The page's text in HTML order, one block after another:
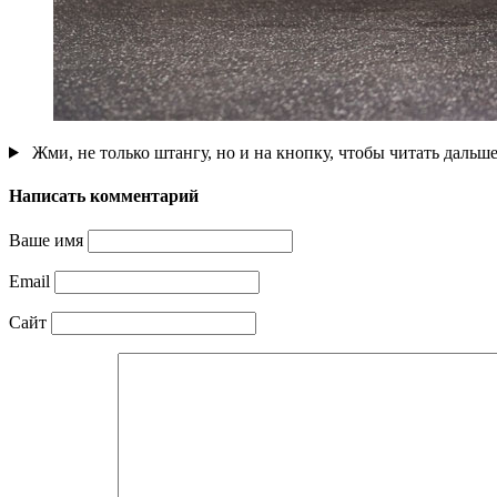
Жми, не только штангу, но и на кнопку, чтобы читать дальше
Написать комментарий
Ваше имя
Email
Сайт